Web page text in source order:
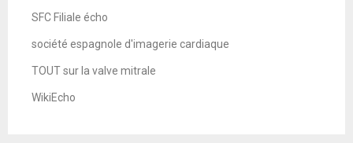
SFC Filiale écho
société espagnole d'imagerie cardiaque
TOUT sur la valve mitrale
WikiEcho